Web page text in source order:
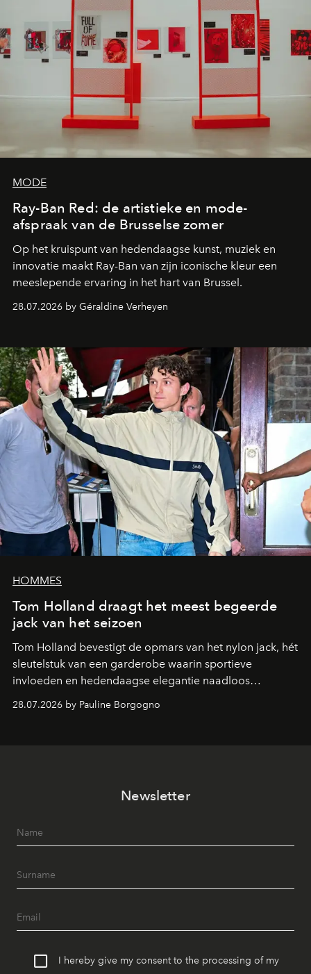
MODE
Ray-Ban Red: de artistieke en mode-
afspraak van de Brusselse zomer
Op het kruispunt van hedendaagse kunst, muziek en
innovatie maakt Ray-Ban van zijn iconische kleur een
meeslepende ervaring in het hart van Brussel.
28.07.2026 by Géraldine Verheyen
HOMMES
Tom Holland draagt het meest begeerde
jack van het seizoen
Tom Holland bevestigt de opmars van het nylon jack, hét
sleutelstuk van een garderobe waarin sportieve
invloeden en hedendaagse elegantie naadloos
28.07.2026 by Pauline Borgogno
Newsletter
I hereby give my consent to the processing of my